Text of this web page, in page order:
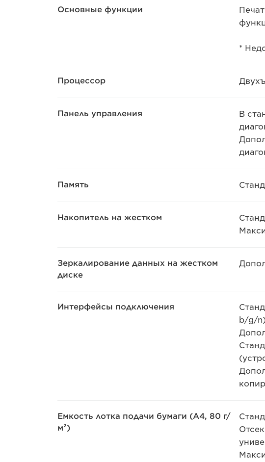
Основные функции
*
Процессор
Панель управления
В
Память
Накопитель на жестком
Зеркалирование данных на жестком
диске
Интерфейсы подключения
b/g/
Емкость лотка подачи бумаги (A4, 80 г/
м²)